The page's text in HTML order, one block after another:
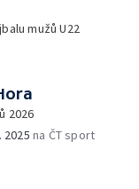
mužů U22
2026
2025 na ČT sport